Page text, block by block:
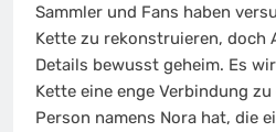
Sammler und Fans haben
Kette zu rekonstruieren, doch
Details bewusst geheim. Es
Kette eine enge Verbindung
Person namens Nora hat, die